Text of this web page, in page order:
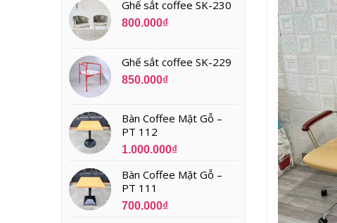
Ghế sắt coffee SK-230
800.000₫
Ghế sắt coffee SK-229
850.000₫
Bàn Coffee Mặt Gỗ –
PT 112
1.000.000₫
Bàn Coffee Mặt Gỗ –
PT 111
700.000₫